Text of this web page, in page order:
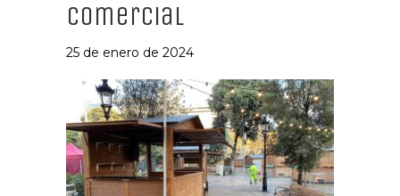
comercial
25 de enero de 2024